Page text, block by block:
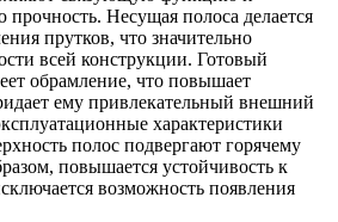
Несущая полоса делается
прутков, что значительно
всей конструкции. Готовый
обрамление, что повышает
ему привлекательный внешний
характеристики
полос подвергают горячему
повышается устойчивость к
возможность появления